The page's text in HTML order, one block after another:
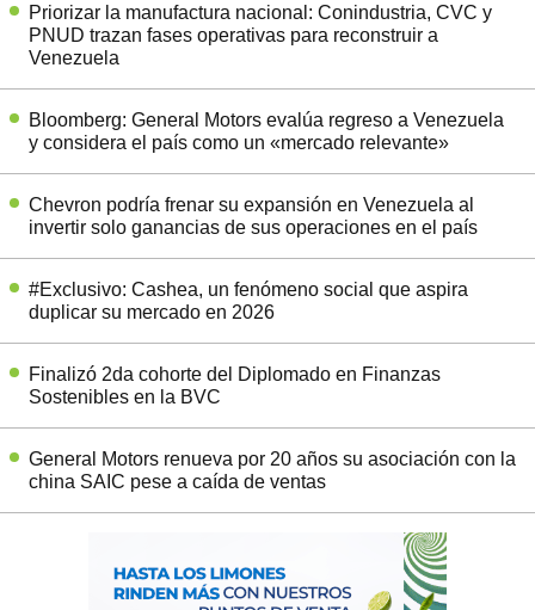
Priorizar la manufactura nacional: Conindustria, CVC y
PNUD trazan fases operativas para reconstruir a
Venezuela
Bloomberg: General Motors evalúa regreso a Venezuela
y considera el país como un «mercado relevante»
Chevron podría frenar su expansión en Venezuela al
invertir solo ganancias de sus operaciones en el país
#Exclusivo: Cashea, un fenómeno social que aspira
duplicar su mercado en 2026
Finalizó 2da cohorte del Diplomado en Finanzas
Sostenibles en la BVC
General Motors renueva por 20 años su asociación con la
china SAIC pese a caída de ventas